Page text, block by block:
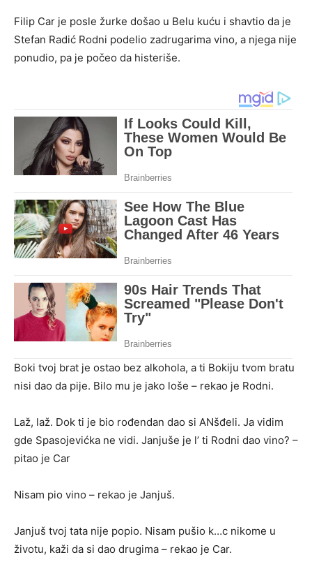
Filip Car je posle žurke došao u Belu kuću i shavtio da je
Stefan Radić Rodni podelio zadrugarima vino, a njega nije
ponudio, pa je počeo da histeriše.
Boki tvoj brat je ostao bez alkohola, a ti Bokiju tvom bratu
nisi dao da pije. Bilo mu je jako loše – rekao je Rodni.
Laž, laž. Dok ti je bio rođendan dao si ANšđeli. Ja vidim
gde Spasojevićka ne vidi. Janjuše je l’ ti Rodni dao vino? –
pitao je Car
Nisam pio vino – rekao je Janjuš.
Janjuš tvoj tata nije popio. Nisam pušio k…c nikome u
životu, kaži da si dao drugima – rekao je Car.